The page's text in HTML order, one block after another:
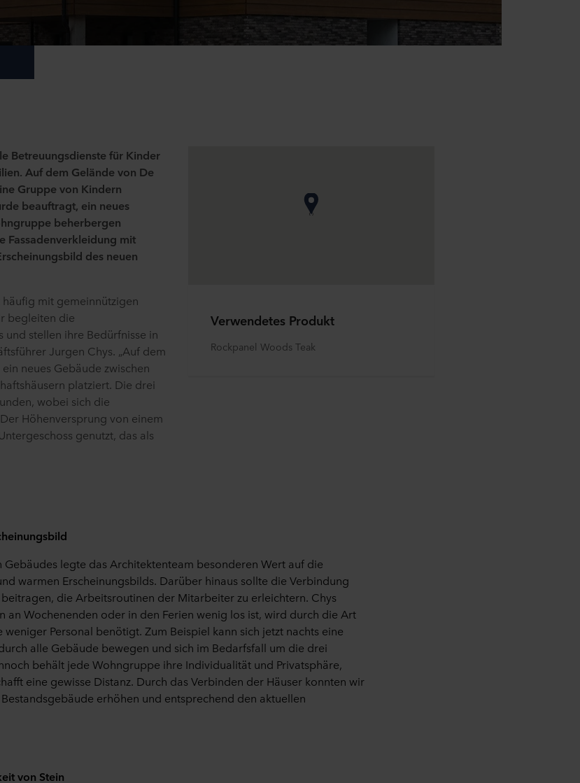
Betreuungsdienste für Kinder
Auf dem Gelände von De
Gruppe von Kindern
beauftragt, ein neues
beherbergen
Fassadenverkleidung mit
des neuen
mit gemeinnützigen
begleiten die
und stellen ihre Bedürfnisse in
Jurgen Chys. „Auf dem
neues Gebäude zwischen
platziert. Die drei
wobei sich die
Höhenversprung von einem
genutzt, das als
Verwendetes Produkt
Rockpanel Woods Teak
Gebäudes legte das Architektenteam besonderen Wert auf die
warmen Erscheinungsbilds. Darüber hinaus sollte die Verbindung
die Arbeitsroutinen der Mitarbeiter zu erleichtern. Chys
an Wochenenden oder in den Ferien wenig los ist, wird durch die Art
Personal benötigt. Zum Beispiel kann sich jetzt nachts eine
alle Gebäude bewegen und sich im Bedarfsfall um die drei
behält jede Wohngruppe ihre Individualität und Privatsphäre,
eine gewisse Distanz. Durch das Verbinden der Häuser konnten wir
erhöhen und entsprechend den aktuellen
von Stein